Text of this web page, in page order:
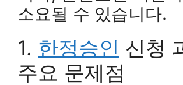
소요될 수 있습니다.
1. 한정승인 신청
주요 문제점